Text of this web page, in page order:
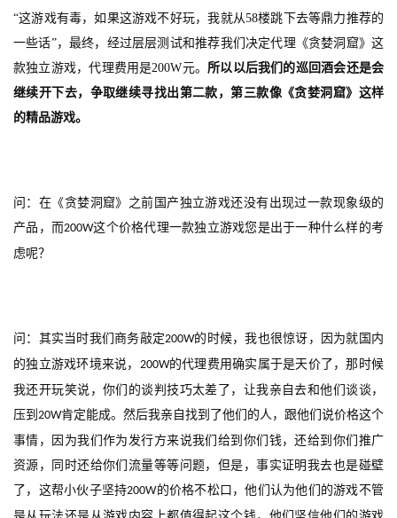
首
页
创
游
手
机
游
戏
单
“这游戏有毒，如果这游戏不好玩，我就从58楼跳下去等鼎力推荐的
一些话”，最终，经过层层测试和推荐我们决定代理《贪婪洞窟》这
款独立游戏，代理费用是200W元。所以以后我们的巡回酒会还是会
继续开下去，争取继续寻找出第二款，第三款像《贪婪洞窟》这样
的精品游戏。
问：在《贪婪洞窟》之前国产独立游戏还没有出现过一款现象级的
产品，而200W这个价格代理一款独立游戏您是出于一种什么样的考
虑呢？
问：其实当时我们商务敲定200W的时候，我也很惊讶，因为就国内
的独立游戏环境来说， 200W的代理费用确实属于是天价了，那时候
我还开玩笑说，你们的谈判技巧太差了，让我亲自去和他们谈谈，
压到 20W肯定能成。然后我亲自找到了他们的人，跟他们说价格这个
事情，因为我们作为发行方来说我们给到你们钱，还给到你们推广
资源，同时还给你们流量等等问题，但是，事实证明我去也是碰壁
了，这帮小伙子坚持200W的价格不松口，他们认为他们的游戏不管